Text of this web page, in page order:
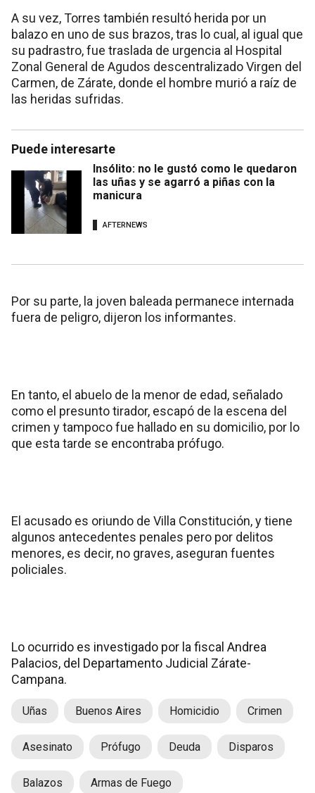
A su vez, Torres también resultó herida por un
balazo en uno de sus brazos, tras lo cual, al igual que
su padrastro, fue traslada de urgencia al Hospital
Zonal General de Agudos descentralizado Virgen del
Carmen, de Zárate, donde el hombre murió a raíz de
las heridas sufridas.
Puede interesarte
Insólito: no le gustó como le quedaron
las uñas y se agarró a piñas con la
manicura
AFTERNEWS
Por su parte, la joven baleada permanece internada
fuera de peligro, dijeron los informantes.
En tanto, el abuelo de la menor de edad, señalado
como el presunto tirador, escapó de la escena del
crimen y tampoco fue hallado en su domicilio, por lo
que esta tarde se encontraba prófugo.
El acusado es oriundo de Villa Constitución, y tiene
algunos antecedentes penales pero por delitos
menores, es decir, no graves, aseguran fuentes
policiales.
Lo ocurrido es investigado por la fiscal Andrea
Palacios, del Departamento Judicial Zárate-
Campana.
Uñas Buenos Aires Homicidio Crimen
Asesinato Prófugo Deuda Disparos
Balazos Armas de Fuego